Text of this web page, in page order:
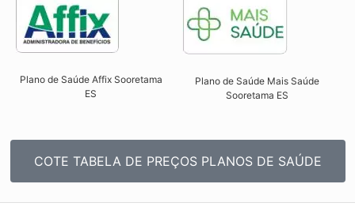
Plano de Saúde Affix Sooretama
ES​
Plano de Saúde Mais Saúde
Sooretama ES​
COTE TABELA DE PREÇOS PLANOS DE SAÚDE